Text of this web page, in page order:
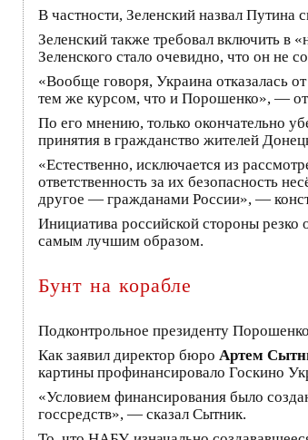
В частности, Зеленский назвал Путина
Зеленский также требовал включить
Зеленского стало очевидно, что он не
«Вообще говоря, Украина отказалась
тем же курсом, что и Порошенко», —
По его мнению, только окончательно
принятия в гражданство жителей
«Естественно, исключается из
ответственность за их безопасность
другое — гражданами России», —
Инициатива российской стороны резко
самым лучшим образом.
Бунт на корабле
Подконтрольное президенту
Как заявил директор бюро Артем
картины профинансировало Госкино
«Условием финансирования было
госсредств», — сказал Сытник.